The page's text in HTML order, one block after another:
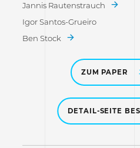
Jannis Rautenstrauch
Igor Santos-Grueiro
Ben Stock
ZUM PAPER
DETAIL-SEITE